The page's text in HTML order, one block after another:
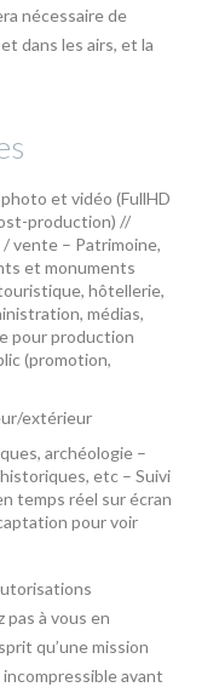
nécessaire de
dans les airs, et la
et vidéo (FullHD
production) //
vente – Patrimoine,
et monuments
hôtellerie,
médias,
pour production
(promotion,
extérieur
archéologie –
etc – Suivi
temps réel sur écran
pour voir
pas à vous en
qu’une mission
avant